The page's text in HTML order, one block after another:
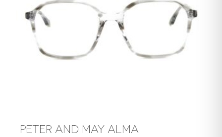
PETER AND MAY ALMA